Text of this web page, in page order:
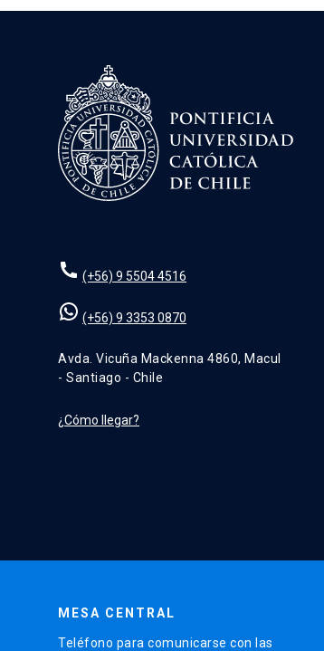
(+56) 9 5504 4516
(+56) 9 3353 0870
Avda. Vicuña Mackenna 4860, Macul
- Santiago - Chile
¿Cómo llegar?
MESA CENTRAL
Teléfono para comunicarse con las